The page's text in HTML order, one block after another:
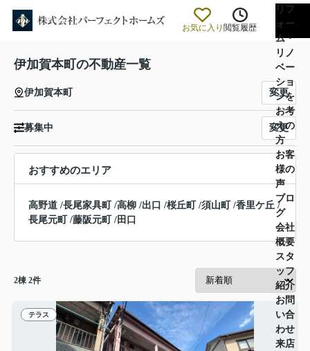
お気に入り 閲覧履歴
リフ
ォー
ム・
リノ
ベー
ショ
ンを
お考
えの
方
お客
様の
声
ブロ
グ
会社
概要
スタ
ッフ
紹介
お問
い合
わせ
来店
伊加賀本町の不動産一覧
伊加賀本町 変更
募集中 変更
おすすめのエリア
高野道 /長尾家具町/高柳 /出口 /桜丘町/須山町/香里ケ丘 /
長尾元町/藤阪元町/田口
2棟 2件
テラス